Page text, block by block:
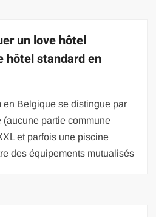
un love hôtel
hôtel standard en
en Belgique se distingue par
partie commune
et parfois une piscine
des équipements mutualisés